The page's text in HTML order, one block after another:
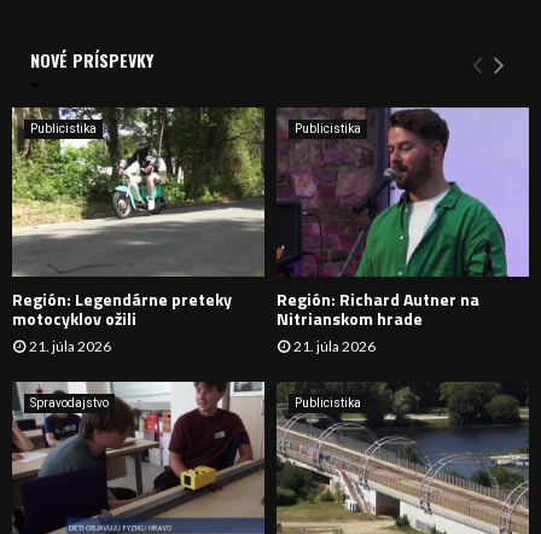
i
e
:
Y
H
D
A
N
I
NOVÉ PRÍSPEVKY
Publicistika
Región: Legendárne preteky
motocyklov ožili
21. júla 2026
Publicistika
Región: Richard Autner na
Nitrianskom hrade
21. júla 2026
Spravodajstvo Publicistika